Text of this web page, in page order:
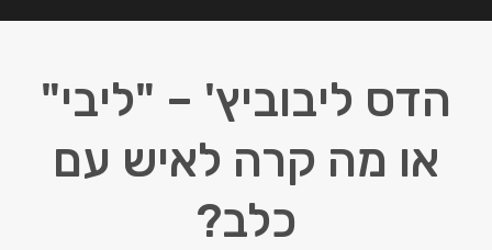
הדס ליבוביץ' – "ליבי"
או מה קרה לאיש עם
כלב?